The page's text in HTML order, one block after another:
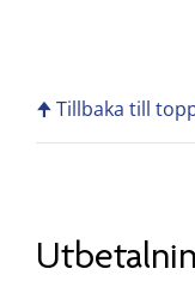
🠉 Tillbaka till